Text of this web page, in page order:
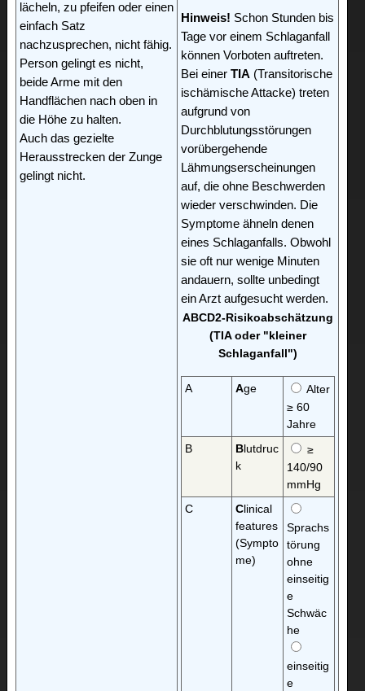
lächeln, zu pfeifen oder einen
einfach Satz
nachzusprechen, nicht fähig.
Person gelingt es nicht,
beide Arme mit den
Handflächen nach oben in
die Höhe zu halten.
Auch das gezielte
Herausstrecken der Zunge
gelingt nicht.
Hinweis! Schon Stunden bis
Tage vor einem Schlaganfall
können Vorboten auftreten.
Bei einer TIA (Transitorische
ischämische Attacke) treten
aufgrund von
Durchblutungsstörungen
vorübergehende
Lähmungserscheinungen
auf, die ohne Beschwerden
wieder verschwinden. Die
Symptome ähneln denen
eines Schlaganfalls. Obwohl
sie oft nur wenige Minuten
andauern, sollte unbedingt
ein Arzt aufgesucht werden.
ABCD2-Risikoabschätzung
(TIA oder "kleiner
Schlaganfall")
A Age
Alter
≥ 60
Jahre
B
B lutdruc
k
≥
140/90
mmHg
C
C linical
features
(Sympto
me)
Sprachs
törung
ohne
einseitig
e
Schwäc
he
einseitig
e